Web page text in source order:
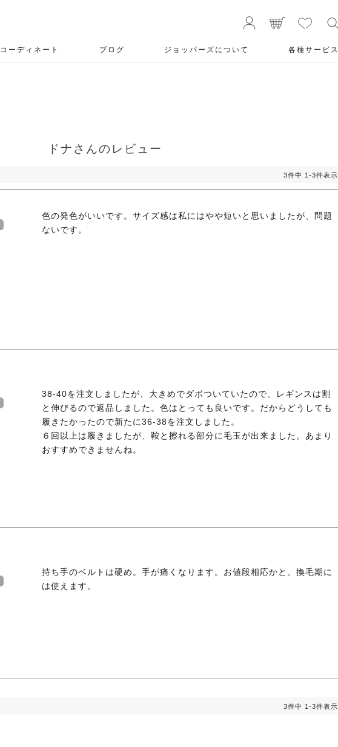
コーディネート ブログ ジョッパーズについて 各種サービス
ドナさんのレビュー
3件中 1 -3件表示
色の発色がいいです。サイズ感は私にはやや短いと思いましたが、問題
ないです。
38-40を注文しましたが、大きめでダボついていたので、レギンスは割
と伸びるので返品しました。色はとっても良いです。だからどうしても
履きたかったので新たに36-38を注文しました。
６回以上は履きましたが、鞍と擦れる部分に毛玉が出来ました。あまり
おすすめできませんね。
持ち手のベルトは硬め。手が痛くなります。お値段相応かと。換毛期に
は使えます。
3件中 1 -3件表示